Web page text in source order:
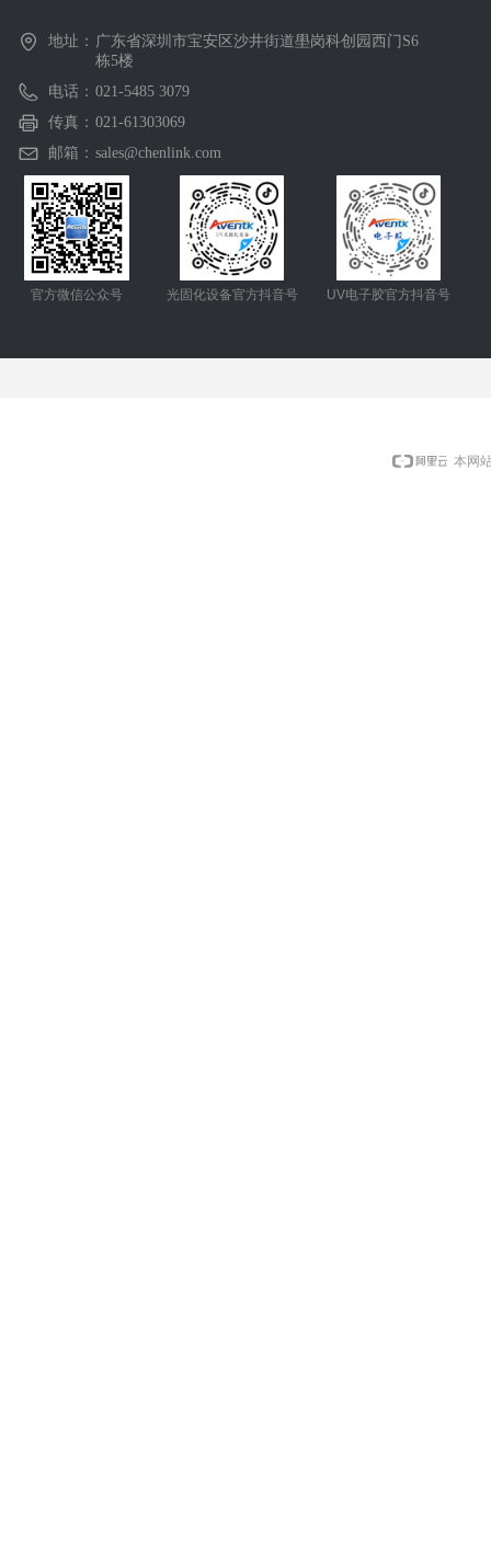
地址： 广东省深圳市宝安区沙井街道壆岗科创园西门S6
栋5楼
电话： 021-5485 3079
传真： 021-61303069
邮箱： sales@chenlink.com
官方微信公众号 光固化设备官方抖音号 UV电子胶官方抖音号
本网